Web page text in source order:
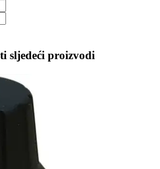
sljedeći proizvodi